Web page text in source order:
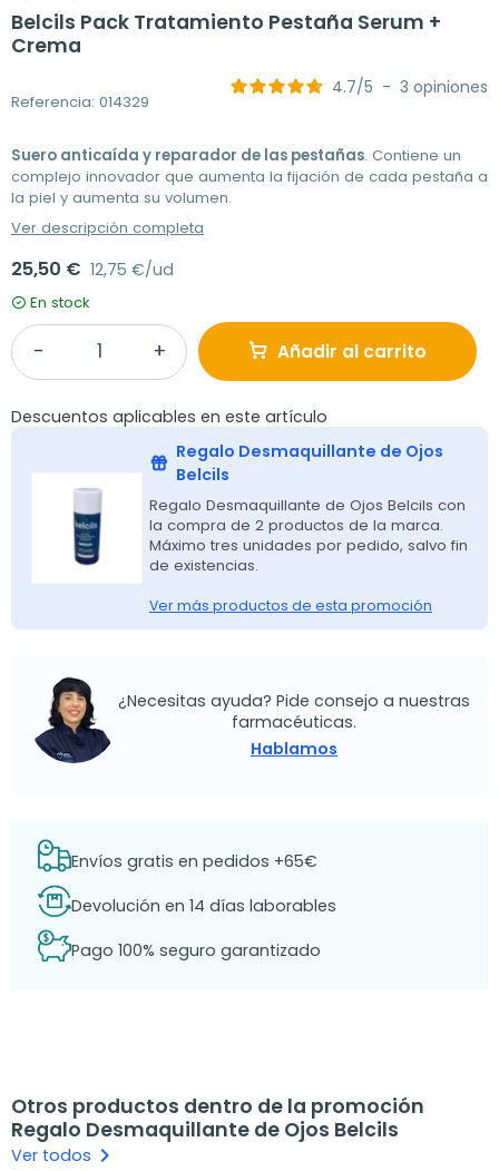
Belcils Pack Tratamiento Pestaña Serum +
Crema
Referencia: 014329
4.7/5 - 3 opiniones
Suero anticaída y reparador de las pestañas. Contiene un
complejo innovador que aumenta la fijación de cada pestaña a
la piel y aumenta su volumen.
Ver descripción completa
25,50 € 12,75 €/ud
En stock
Añadir al carrito
Descuentos aplicables en este artículo
Regalo Desmaquillante de Ojos
Belcils
Regalo Desmaquillante de Ojos Belcils con
la compra de 2 productos de la marca.
Máximo tres unidades por pedido, salvo fin
de existencias.
Ver más productos de esta promoción
¿Necesitas ayuda? Pide consejo a nuestras
farmacéuticas.
Hablamos
Envíos gratis en pedidos +65€
Devolución en 14 días laborables
Pago 100% seguro garantizado
Otros productos dentro de la promoción
Regalo Desmaquillante de Ojos Belcils
Ver todos keyboard_arrow_right